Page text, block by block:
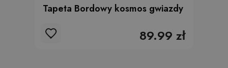
Tapeta Bordowy kosmos gwiazdy
89.99 zł